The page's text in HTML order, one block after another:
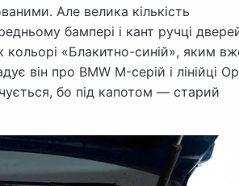
Але велика кількість
бампері і кант ручці
«Блакитно-синій», яким
він про BMW M-серій і лінійці
бо під капотом — старий